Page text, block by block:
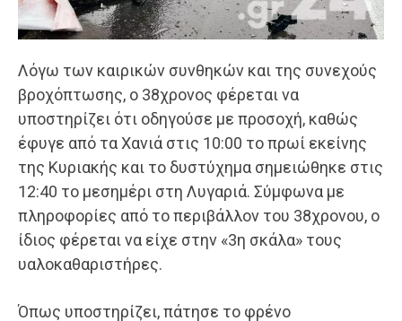
Λόγω των καιρικών συνθηκών και της συνεχούς
βροχόπτωσης, ο 38χρονος φέρεται να
υποστηρίζει ότι οδηγούσε με προσοχή, καθώς
έφυγε από τα Χανιά στις 10:00 το πρωί εκείνης
της Κυριακής και το δυστύχημα σημειώθηκε στις
12:40 το μεσημέρι στη Λυγαριά. Σύμφωνα με
πληροφορίες από το περιβάλλον του 38χρονου, ο
ίδιος φέρεται να είχε στην «3η σκάλα» τους
υαλοκαθαριστήρες.
Όπως υποστηρίζει, πάτησε το φρένο